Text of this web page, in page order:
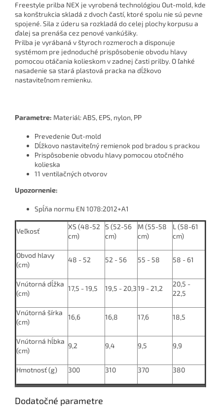
Freestyle prilba NEX je vyrobená technológiou Out-mold, kde
sa konštrukcia skladá z dvoch častí, ktoré spolu nie sú pevne
spojené. Sila z úderu sa rozkladá do celej plochy korpusu a
ďalej sa prenáša cez penové vankúšiky.
Prilba je vyrábaná v štyroch rozmeroch a disponuje
systémom pre jednoduché prispôsobenie obvodu hlavy
pomocou otáčania kolieskom v zadnej časti prilby. O ľahké
nasadenie sa stará plastová pracka na dĺžkovo
nastaviteľnom remienku.
Parametre: Materiál: ABS, EPS, nylon, PP
Prevedenie Out-mold
Dĺžkovo nastaviteľný remienok pod bradou s prackou
Prispôsobenie obvodu hlavy pomocou otočného
kolieska
11 ventilačných otvorov
Upozornenie:
Spĺňa normu EN 1078:2012+A1
Veľkosť
XS (48-52
cm)
S (52-56
cm)
M (55-58
cm)
L (58-61
cm)
Obvod hlavy
(cm)
48 - 52 52 - 56 55 - 58 58 - 61
Vnútorná dĺžka
(cm)
17,5 - 19,5 19,5 - 20,319 - 21,2
20,5 -
22,5
Vnútorná šírka
(cm)
16,6 16,8 17,6 18,5
Vnútorná hĺbka
(cm)
9,2 9,4 9,5 9,9
Hmotnosť (g) 300 310 370 380
Dodatočné parametre